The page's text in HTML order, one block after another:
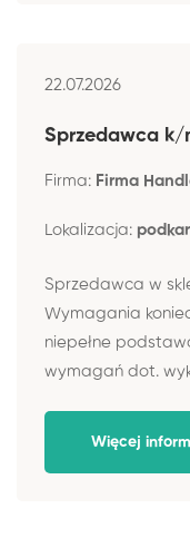
22.07.2026
Sprzedawca k/
Firma: Firma
Lokalizacja:
Sprzedawca w
Wymagania
niepełne
wymagań dot.
Więcej